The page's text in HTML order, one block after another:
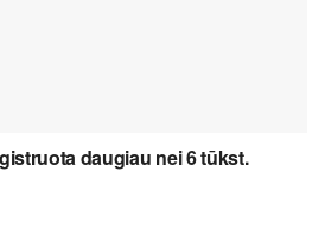
daugiau nei 6 tūkst.